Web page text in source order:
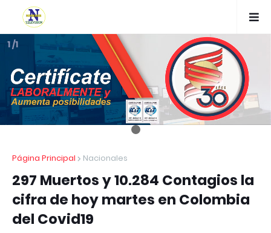
1 /1
Página Principal Nacionales
297 Muertos y 10.284 Contagios la
cifra de hoy martes en Colombia
del Covid19